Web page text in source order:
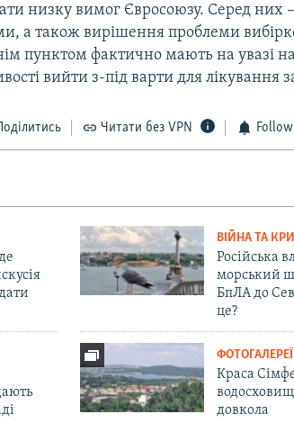
низку вимог Євросоюзу. Серед них
а також вирішення проблеми
пунктом фактично мають на увазі
вийти з-під варти для
Поділитись Читати без VPN
ВІЙНА ТА
Російська
морський
БпЛА до
це?
ФОТОГАЛЕРЕЇ
Краса
довкола